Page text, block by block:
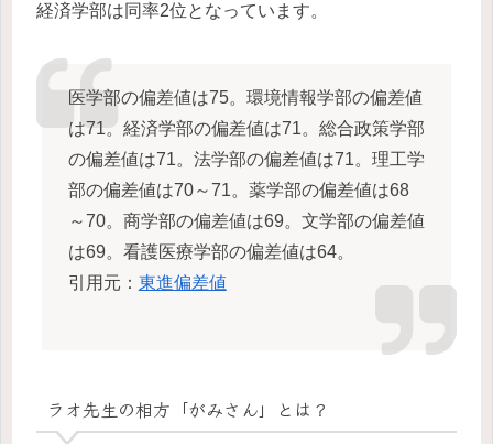
経済学部は同率2位となっています。
医学部の偏差値は75。環境情報学部の偏差値
は71。経済学部の偏差値は71。総合政策学部
の偏差値は71。法学部の偏差値は71。理工学
部の偏差値は70～71。薬学部の偏差値は68
～70。商学部の偏差値は69。文学部の偏差値
は69。看護医療学部の偏差値は64。
引用元： 東進偏差値
ラオ先生の相方「がみさん」とは？